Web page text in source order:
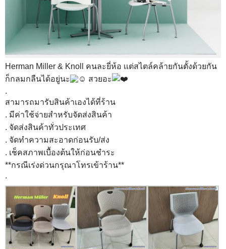
Herman Miller & Knoll คนละยี่ห้อ เเต่สไตล์คล้ายกันตั้งด้วยกัน
ก็กลมกลืนได้อยู่นะ
สวยอะ
.
สามารถมารับสินค้าเองได้ที่ร้าน
. มีค่าใช้จ่ายสำหรับจัดส่งสินค้า
. จัดส่งสินค้าทั่วประเทศ
. จัดทำความสะอาดก่อนรับ/ส่ง
. เช็คสภาพเบื้องต้นให้ก่อนชำระ
**กรณีเร่งด่วนกรุณาโทรเข้าร้าน**
.